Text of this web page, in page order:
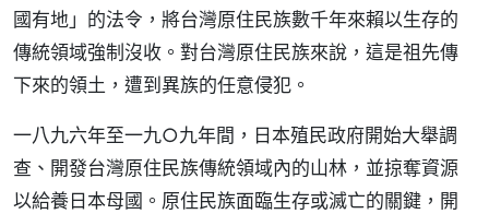
國有地」的法令，將台灣原住民族數千年來賴以生存的
傳統領域強制沒收。對台灣原住民族來說，這是祖先傳
下來的領土，遭到異族的任意侵犯。
一八九六年至一九○九年間，日本殖民政府開始大舉調
查、開發台灣原住民族傳統領域內的山林，並掠奪資源
以給養日本母國。原住民族面臨生存或滅亡的關鍵，開